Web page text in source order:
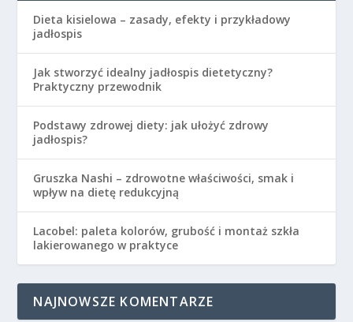
Dieta kisielowa – zasady, efekty i przykładowy
jadłospis
Jak stworzyć idealny jadłospis dietetyczny?
Praktyczny przewodnik
Podstawy zdrowej diety: jak ułożyć zdrowy
jadłospis?
Gruszka Nashi – zdrowotne właściwości, smak i
wpływ na dietę redukcyjną
Lacobel: paleta kolorów, grubość i montaż szkła
lakierowanego w praktyce
NAJNOWSZE KOMENTARZE